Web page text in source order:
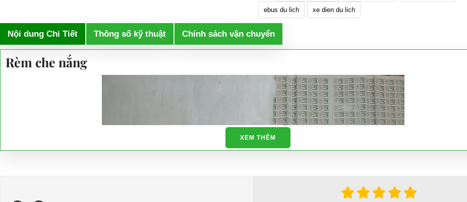
ebus du lich xe dien du lich
Nội dung Chi Tiết Thông số kỹ thuật Chính sách vận chuyển
Rèm che nắng
XEM THÊM